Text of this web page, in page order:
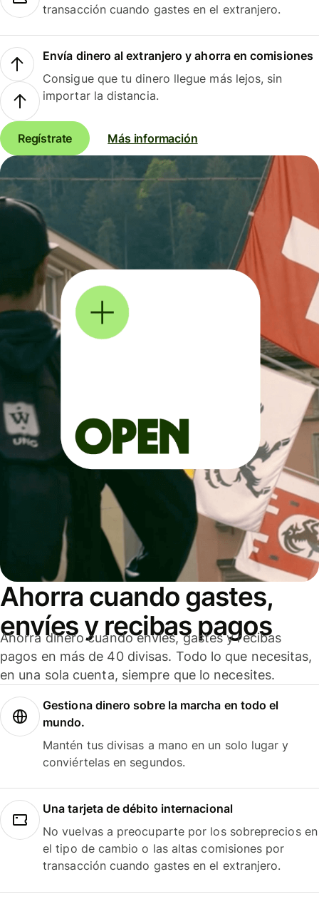
transacción cuando gastes en el extranjero.
Envía dinero al extranjero y ahorra en comisiones
Consigue que tu dinero llegue más lejos, sin
importar la distancia.
Regístrate Más información
Ahorra cuando gastes,
envíes y recibas pagos
Ahorra dinero cuando envíes, gastes y recibas
pagos en más de 40 divisas. Todo lo que necesitas,
en una sola cuenta, siempre que lo necesites.
Gestiona dinero sobre la marcha en todo el
mundo.
Mantén tus divisas a mano en un solo lugar y
conviértelas en segundos.
Una tarjeta de débito internacional
No vuelvas a preocuparte por los sobreprecios en
el tipo de cambio o las altas comisiones por
transacción cuando gastes en el extranjero.